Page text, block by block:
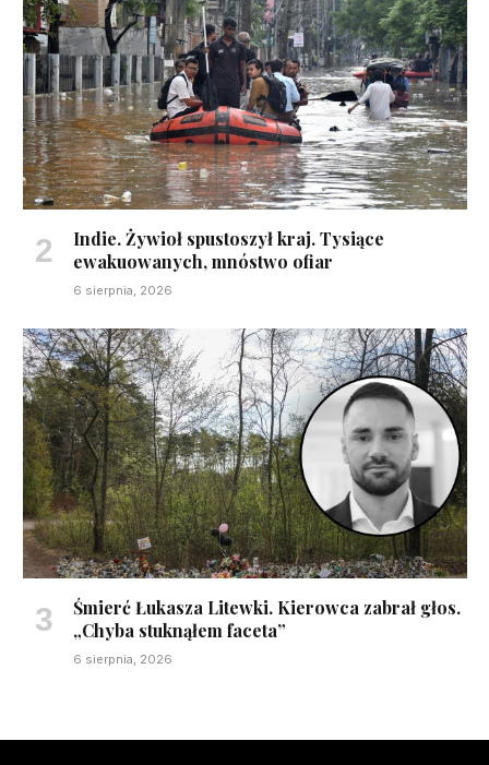
Indie. Żywioł spustoszył kraj. Tysiące
ewakuowanych, mnóstwo ofiar
6 sierpnia, 2026
Śmierć Łukasza Litewki. Kierowca zabrał głos.
„Chyba stuknąłem faceta”
6 sierpnia, 2026